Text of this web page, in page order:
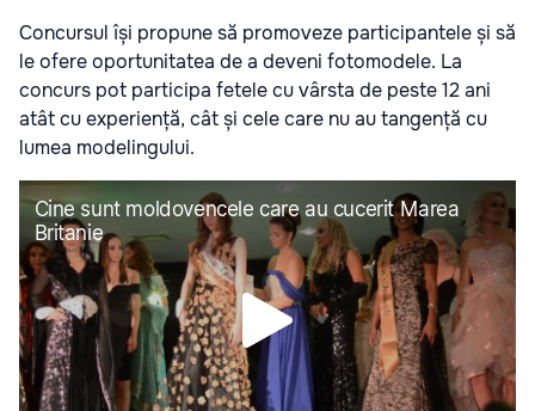
Concursul își propune să promoveze participantele și să
le ofere oportunitatea de a deveni fotomodele. La
concurs pot participa fetele cu vârsta de peste 12 ani
atât cu experiență, cât și cele care nu au tangență cu
lumea modelingului.